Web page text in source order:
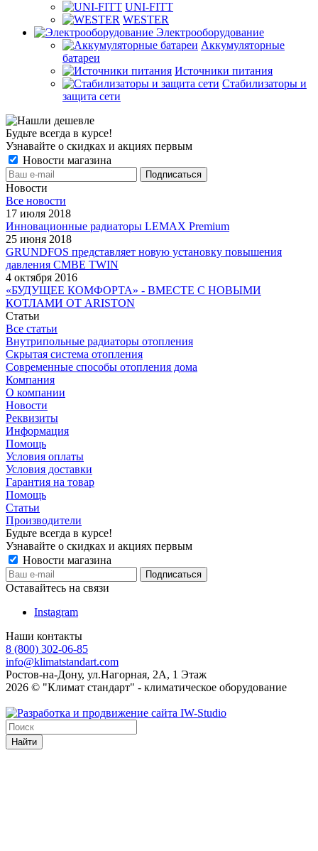
UNI-FITT
WESTER
Электрооборудование
Аккумуляторные
батареи
Источники питания
Стабилизаторы и
защита сети
Будьте всегда в курсе!
Узнавайте о скидках и акциях первым
Новости магазина
Новости
Все новости
17 июля 2018
Инновационные радиаторы LEMAX Premium
25 июня 2018
GRUNDFOS представляет новую установку повышения
давления CMBE TWIN
4 октября 2016
«БУДУЩЕЕ КОМФОРТА» - ВМЕСТЕ С НОВЫМИ
КОТЛАМИ ОТ ARISTON
Статьи
Все статьи
Внутрипольные радиаторы отопления
Скрытая система отопления
Современные способы отопления дома
Компания
О компании
Новости
Реквизиты
Информация
Помощь
Условия оплаты
Условия доставки
Гарантия на товар
Помощь
Статьи
Производители
Будьте всегда в курсе!
Узнавайте о скидках и акциях первым
Новости магазина
Оставайтесь на связи
Instagram
Наши контакты
8 (800) 302-06-85
info@klimatstandart.com
Ростов-на-Дону, ул.Нагорная, 2А, 1 Этаж
2026 © "Климат стандарт" - климатическое оборудование
Найти